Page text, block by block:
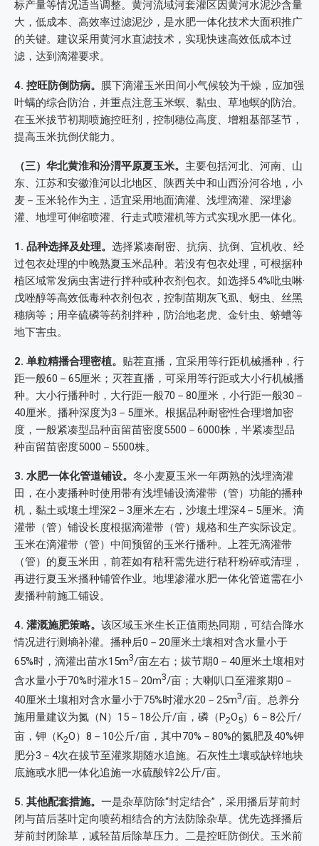
标产量等情况适当调整。黄河流域河套灌区因黄河水泥沙含量
大，低成本、高效率过滤泥沙，是水肥一体化技术大面积推广
的关键。建议采用黄河水直滤技术，实现快速高效低成本过
滤，达到滴灌要求。
4. 控旺防倒防病。 膜下滴灌玉米田间小气候较为干燥，应加强
叶螨的综合防治，并重点注意玉米螟、黏虫、草地螟的防治。
在玉米拔节初期喷施控旺剂，控制穗位高度、增粗基部茎节，
提高玉米抗倒伏能力。
（三）华北黄淮和汾渭平原夏玉米。 主要包括河北、河南、山
东、江苏和安徽淮河以北地区、陕西关中和山西汾河谷地，小
麦－玉米轮作为主，适宜采用地面滴灌、浅埋滴灌、深埋渗
灌、地埋可伸缩喷灌、行走式喷灌机等方式实现水肥一体化。
1. 品种选择及处理。 选择紧凑耐密、抗病、抗倒、宜机收、经
过包衣处理的中晚熟夏玉米品种。若没有包衣处理，可根据种
植区域常发病虫害进行拌种或种衣剂包衣。如选择5.4%吡虫啉·
戊唑醇等高效低毒种衣剂包衣，控制苗期灰飞虱、蚜虫、丝黑
穗病等；用辛硫磷等药剂拌种，防治地老虎、金针虫、蛴螬等
地下害虫。
2. 单粒精播合理密植。 贴茬直播，宜采用等行距机械播种，行
距一般60－65厘米；灭茬直播，可采用等行距或大小行机械播
种。大小行播种时，大行距一般70－80厘米，小行距一般30－
40厘米。播种深度为3－5厘米。根据品种耐密性合理增加密
度，一般紧凑型品种亩留苗密度5500－6000株，半紧凑型品
种亩留苗密度5000－5500株。
3. 水肥一体化管道铺设。 冬小麦夏玉米一年两熟的浅埋滴灌
田，在小麦播种时使用带有浅埋铺设滴灌带（管）功能的播种
机，黏土或壤土埋深2－3厘米左右，沙壤土埋深4－5厘米。滴
灌带（管）铺设长度根据滴灌带（管）规格和生产实际设定。
玉米在滴灌带（管）中间预留的玉米行播种。上茬无滴灌带
（管）的夏玉米田，前茬如有秸秆需先进行秸秆粉碎或清理，
再进行夏玉米播种铺管作业。地埋渗灌水肥一体化管道需在小
麦播种前施工铺设。
4. 灌溉施肥策略。 该区域玉米生长正值雨热同期，可结合降水
情况进行测墒补灌。播种后0－20厘米土壤相对含水量小于
65%时，滴灌出苗水15m3/亩左右；拔节期0－40厘米土壤相对
含水量小于70%时灌水15－20m3/亩；大喇叭口至灌浆期0－
40厘米土壤相对含水量小于75%时灌水20－25m3/亩。总养分
施用量建议为氮（N）15－18公斤/亩，磷（P2O5）6－8公斤/
亩，钾（K2O）8－10公斤/亩，其中70%－80%的氮肥及40%钾
肥分3－4次在拔节至灌浆期随水追施。石灰性土壤或缺锌地块
底施或水肥一体化追施一水硫酸锌2公斤/亩。
5. 其他配套措施。 一是杂草防除“封定结合”，采用播后芽前封
闭与苗后茎叶定向喷药相结合的方法防除杂草。优先选择播后
芽前封闭除草，减轻苗后除草压力。二是控旺防倒伏。玉米前